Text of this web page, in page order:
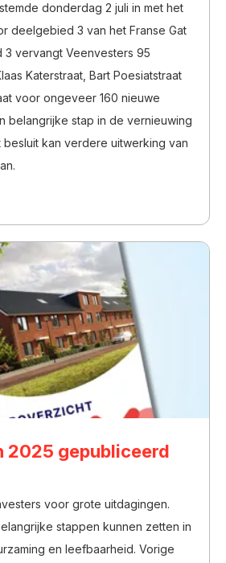
donderdag 2 juli in met het
deelgebied 3 van het Franse Gat
3 vervangt Veenvesters 95
Katerstraat, Bart Poesiatstraat
voor ongeveer 160 nieuwe
belangrijke stap in de vernieuwing
besluit kan verdere uitwerking van
2025 gepubliceerd
voor grote uitdagingen.
stappen kunnen zetten in
en leefbaarheid. Vorige